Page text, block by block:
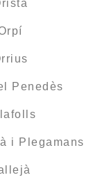
Penedès
i Plegamans